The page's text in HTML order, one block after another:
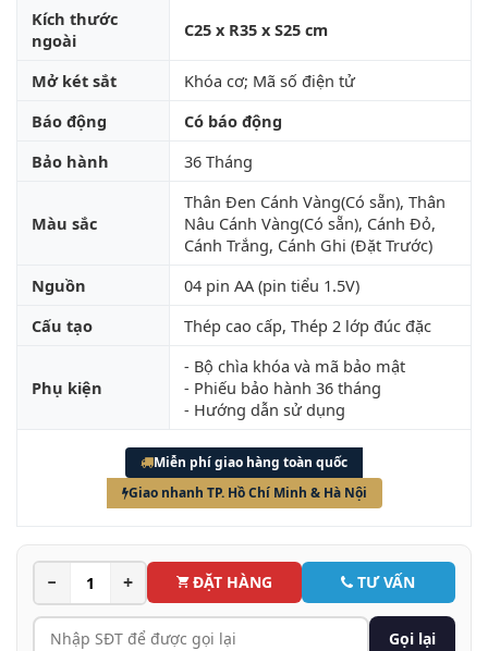
Kích thước
ngoài
C25 x R35 x S25 cm
Mở két sắt
Khóa cơ; Mã số điện tử
Báo động
Có báo động
Bảo hành
36 Tháng
Màu sắc
Thân Ðen Cánh Vàng(Có sẵn), Thân
Nâu Cánh Vàng(Có sẵn), Cánh Ðỏ,
Cánh Trắng, Cánh Ghi (Đặt Trước)
Nguồn
04 pin AA (pin tiểu 1.5V)
Cấu tạo
Thép cao cấp, Thép 2 lớp đúc đặc
Phụ kiện
- Bộ chìa khóa và mã bảo mật
- Phiếu bảo hành 36 tháng
- Hướng dẫn sử dụng
Miễn phí giao hàng toàn quốc
Giao nhanh TP. Hồ Chí Minh & Hà Nội
− + ĐẶT HÀNG TƯ VẤN
Gọi lại